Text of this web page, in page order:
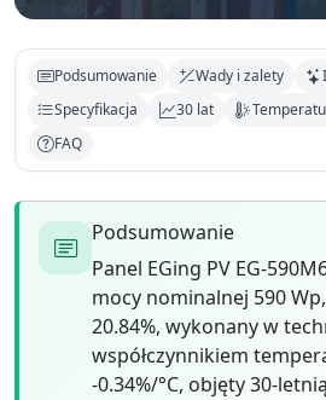
Podsumowanie Wady i zalety
Specyfikacja
30 lat
FAQ
Podsumowanie
Panel EGing PV EG-
mocy nominalnej 590
20.84%, wykonany w
współczynnikiem
-0.34%/°C, objęty 30-